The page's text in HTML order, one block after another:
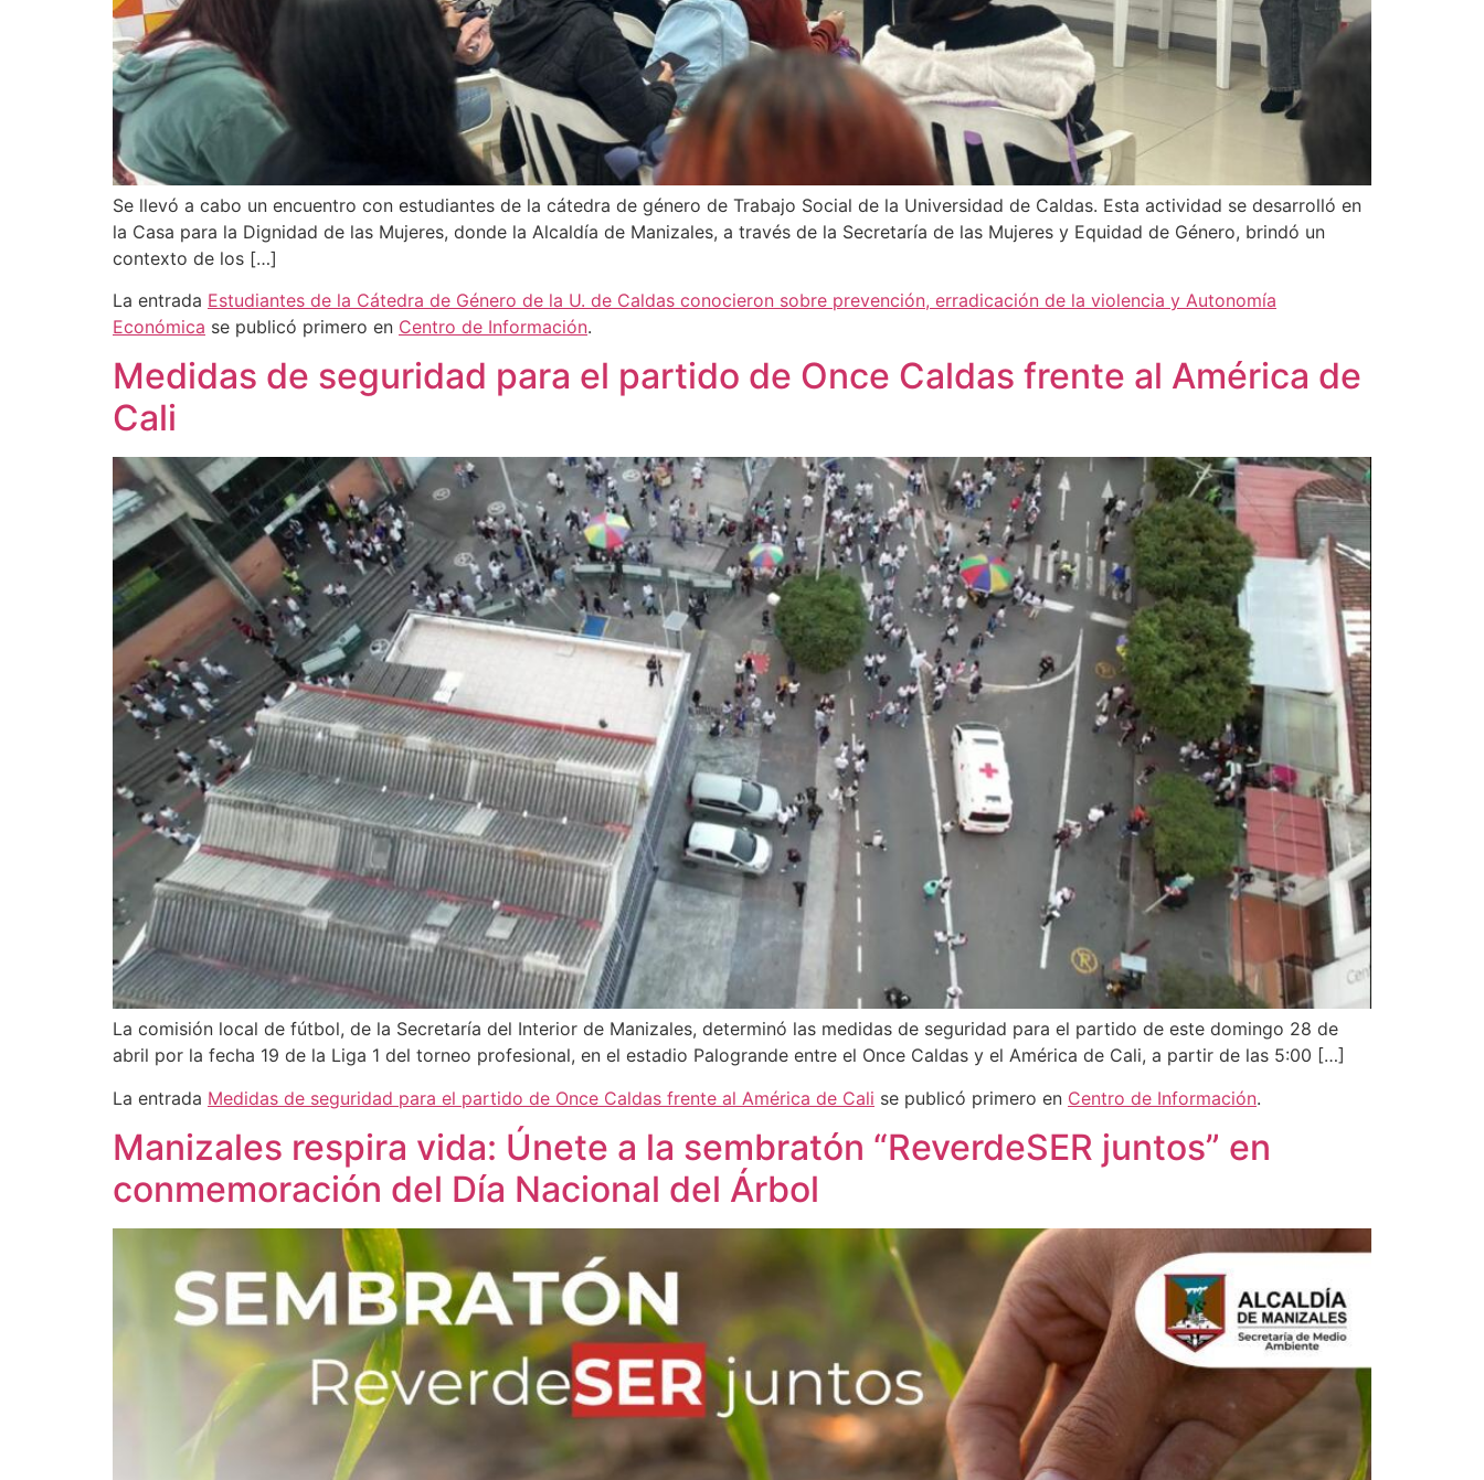
Se llevó a cabo un encuentro con estudiantes de la cátedra de género de Trabajo Social de la Universidad de Caldas. Esta actividad se desarrolló en
la Casa para la Dignidad de las Mujeres, donde la Alcaldía de Manizales, a través de la Secretaría de las Mujeres y Equidad de Género, brindó un
contexto de los […]
La entrada Estudiantes de la Cátedra de Género de la U. de Caldas conocieron sobre prevención, erradicación de la violencia y Autonomía
Económica se publicó primero en Centro de Información.
Medidas de seguridad para el partido de Once Caldas frente al América de
Cali
La comisión local de fútbol, de la Secretaría del Interior de Manizales, determinó las medidas de seguridad para el partido de este domingo 28 de
abril por la fecha 19 de la Liga 1 del torneo profesional, en el estadio Palogrande entre el Once Caldas y el América de Cali, a partir de las 5:00 […]
La entrada Medidas de seguridad para el partido de Once Caldas frente al América de Cali se publicó primero en Centro de Información.
Manizales respira vida: Únete a la sembratón “ReverdeSER juntos” en
conmemoración del Día Nacional del Árbol